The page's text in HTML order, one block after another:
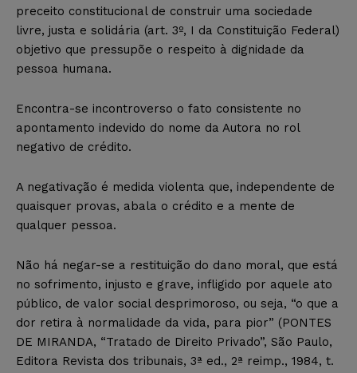
preceito constitucional de construir uma sociedade
livre, justa e solidária (art. 3º, I da Constituição Federal)
objetivo que pressupõe o respeito à dignidade da
pessoa humana.
Encontra-se incontroverso o fato consistente no
apontamento indevido do nome da Autora no rol
negativo de crédito.
A negativação é medida violenta que, independente de
quaisquer provas, abala o crédito e a mente de
qualquer pessoa.
Não há negar-se a restituição do dano moral, que está
no sofrimento, injusto e grave, infligido por aquele ato
público, de valor social desprimoroso, ou seja, “o que a
dor retira à normalidade da vida, para pior” (PONTES
DE MIRANDA, “Tratado de Direito Privado”, São Paulo,
Editora Revista dos tribunais, 3ª ed., 2ª reimp., 1984, t.